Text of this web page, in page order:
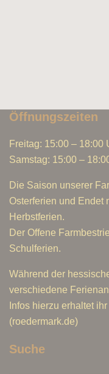
Öffnungszeiten
Freitag: 15:00 – 18:00
Samstag: 15:00 –
Die Saison unserer
Osterferien und Endet
Herbstferien.
Der Offene
Schulferien.
Während der
verschiedene
Infos hierzu erhaltet
(roedermark.de)
Suche